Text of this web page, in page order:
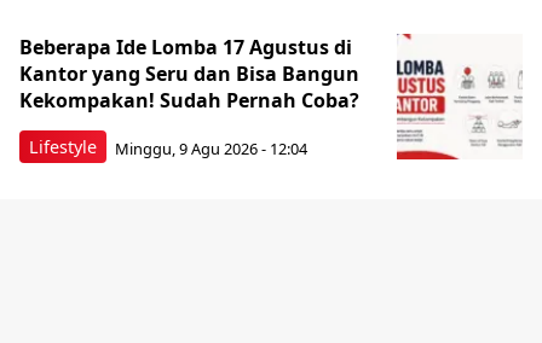
Lifestyle
Beberapa Ide Lomba 17 Agustus di
Kantor yang Seru dan Bisa Bangun
Kekompakan! Sudah Pernah Coba?
Minggu, 9 Agu 2026 - 12:04